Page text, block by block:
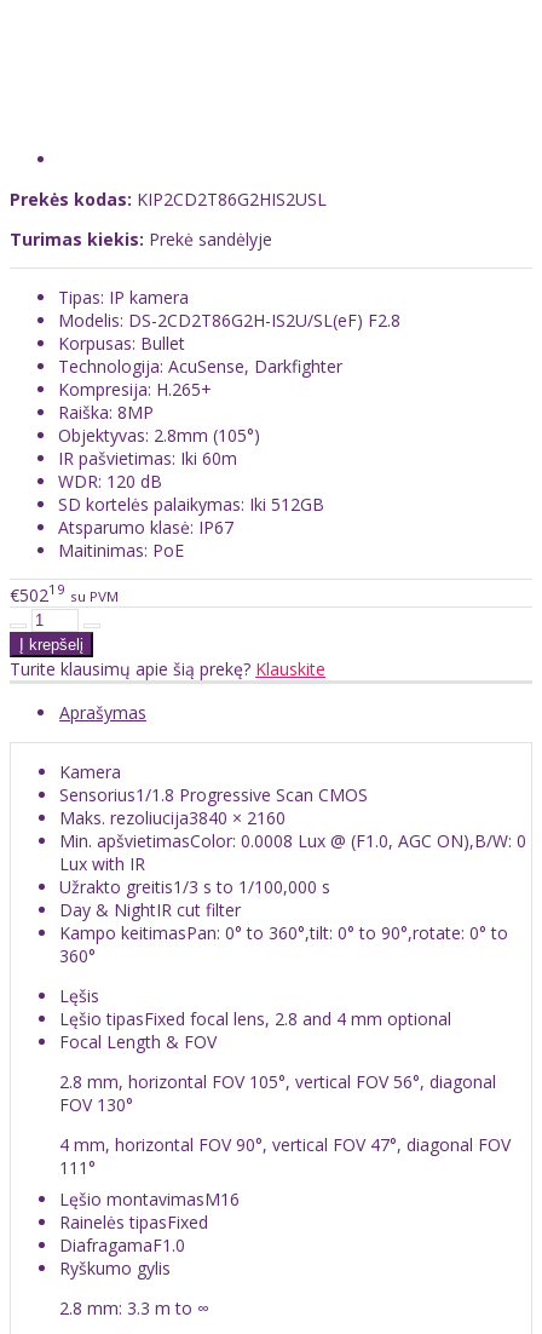
Prekės kodas: KIP2CD2T86G2HIS2USL
Turimas kiekis: Prekė sandėlyje
Tipas: IP kamera
Modelis: DS-2CD2T86G2H-IS2U/SL(eF) F2.8
Korpusas: Bullet
Technologija: AcuSense, Darkfighter
Kompresija: H.265+
Raiška: 8MP
Objektyvas: 2.8mm (105°)
IR pašvietimas: Iki 60m
WDR: 120 dB
SD kortelės palaikymas: Iki 512GB
Atsparumo klasė: IP67
Maitinimas: PoE
€50219 su PVM
Turite klausimų apie šią prekę? Klauskite
Aprašymas
Kamera
Sensorius1/1.8 Progressive Scan CMOS
Maks. rezoliucija3840 × 2160
Min. apšvietimasColor: 0.0008 Lux @ (F1.0, AGC ON),B/W: 0
Lux with IR
Užrakto greitis1/3 s to 1/100,000 s
Day & NightIR cut filter
Kampo keitimasPan: 0° to 360°,tilt: 0° to 90°,rotate: 0° to
360°
Lęšis
Lęšio tipasFixed focal lens, 2.8 and 4 mm optional
Focal Length & FOV
2.8 mm, horizontal FOV 105°, vertical FOV 56°, diagonal
FOV 130°
4 mm, horizontal FOV 90°, vertical FOV 47°, diagonal FOV
111°
Lęšio montavimasM16
Rainelės tipasFixed
DiafragamaF1.0
Ryškumo gylis
2.8 mm: 3.3 m to ∞